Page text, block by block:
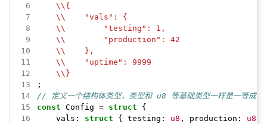
6
\\{
7
\\    "vals": {
8
\\        "testing": 1,
9
\\        "production": 42
10
\\    },
11
\\    "uptime": 9999
12
\\}
13
;
14
// 定义一个结构体类型，类型和 u8 等基础类型一样是一等成员
15
const Config = struct
{
16
vals: struct { testing: u8 , production: u8